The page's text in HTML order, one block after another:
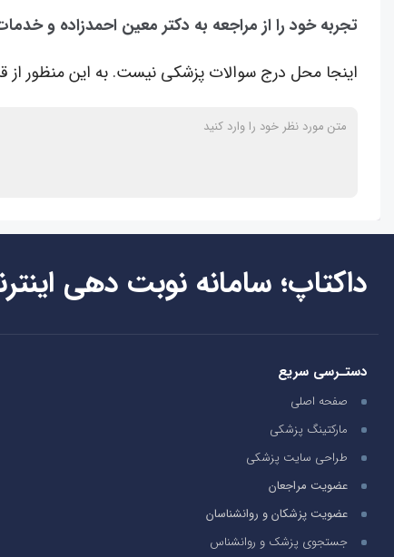
تجربه خود را از مراجعه به دکتر معین احمدزاده و
اینجا محل درج سوالات پزشکی نیست. به این منظور از
داکتاپ؛ سامانه نوبت دهی
دستـرسی سریع
صفحه اصلی
مارکتینگ پزشکی
طراحی سایت پزشکی
عضویت مراجعان
عضویت پزشکان و روانشناسان
جستجوی پزشک و روانشناس